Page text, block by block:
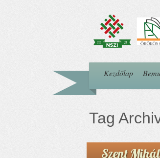
Kezdőlap
Tag
Szent